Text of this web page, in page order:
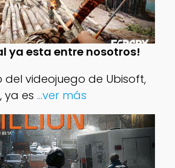
ya esta entre nosotros!
del videojuego de Ubisoft,
ya es ...ver más